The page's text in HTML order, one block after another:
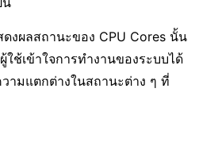
งผลสถานะของ CPU Cores นั้น
ช้เข้าใจการทำงานของระบบได้
ามแตกต่างในสถานะต่าง ๆ ที่